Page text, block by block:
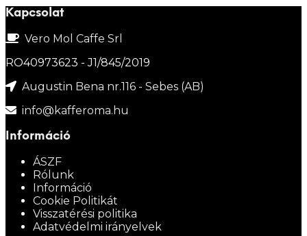
Kapcsolat
Vero Mol Caffe Srl
RO40973623 - J1/845/2019
Augustin Bena nr.116 - Sebes (AB)
info@kafferoma.hu
Információ
ÁSZF
Rólunk
Információ
Cookie Politikát
Visszatérési politika
Adatvédelmi irányelvek